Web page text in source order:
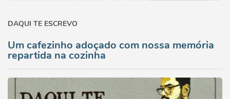
DAQUI TE ESCREVO
Um cafezinho adoçado com nossa memória
repartida na cozinha